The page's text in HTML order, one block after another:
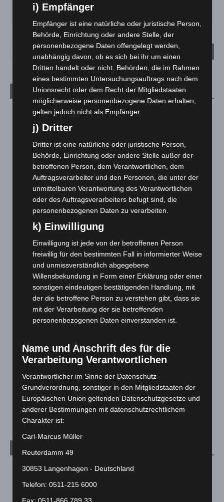
SA.
27°
SO.
33°
Aktuelle Beiträge
Niedersachsen: Feuerwehrkräfte kehren nach
7. August 2026
Hannover: Erste Tigermücken-Population in Niedersachsen
entdeckt
7. August 2026
Brand im „Haus der Begegnung“ in Neuwarmbüchen schnell
eingedämmt
6. August 2026
Roten Kreuz
5. August 2026
Mann läuft mit Hockeyschläger über A7 – Polizei sucht
Zeugen
5. August 2026
Celle: Mensch stirbt bei Bagger-Unfall auf Baustelle
Gasleitung bei McDonald’s-Umbau in Langenhagen
beschädigt
5. August 2026
Anklage nach Abschaltung von „Archetyp Market“ erhoben
3. August 2026
Kategorien
Blaulicht
Corona-News
Hannover und Region
i) Empfänger
Empfänger ist eine natürliche oder juristische Person,
Behörde, Einrichtung oder andere Stelle, der
personenbezogene Daten offengelegt werden,
unabhängig davon, ob es sich bei ihr um einen
Dritten handelt oder nicht. Behörden, die im Rahmen
eines bestimmten Untersuchungsauftrags nach dem
Unionsrecht oder dem Recht der Mitgliedstaaten
möglicherweise personenbezogene Daten erhalten,
gelten jedoch nicht als Empfänger.
j) Dritter
Dritter ist eine natürliche oder juristische Person,
Behörde, Einrichtung oder andere Stelle außer der
betroffenen Person, dem Verantwortlichen, dem
Auftragsverarbeiter und den Personen, die unter der
unmittelbaren Verantwortung des Verantwortlichen
oder des Auftragsverarbeiters befugt sind, die
personenbezogenen Daten zu verarbeiten.
k) Einwilligung
Einwilligung ist jede von der betroffenen Person
freiwillig für den bestimmten Fall in informierter Weise
und unmissverständlich abgegebene
Willensbekundung in Form einer Erklärung oder einer
sonstigen eindeutigen bestätigenden Handlung, mit
der die betroffene Person zu verstehen gibt, dass sie
mit der Verarbeitung der sie betreffenden
personenbezogenen Daten einverstanden ist.
Name und Anschrift des für die
Verarbeitung Verantwortlichen
Verantwortlicher im Sinne der Datenschutz-
Grundverordnung, sonstiger in den Mitgliedstaaten der
Europäischen Union geltenden Datenschutzgesetze und
anderer Bestimmungen mit datenschutzrechtlichem
Charakter ist:
Carl-Marcus Müller
Reuterdamm 49
30853 Langenhagen - Deutschland
Telefon: 0511-215 6000